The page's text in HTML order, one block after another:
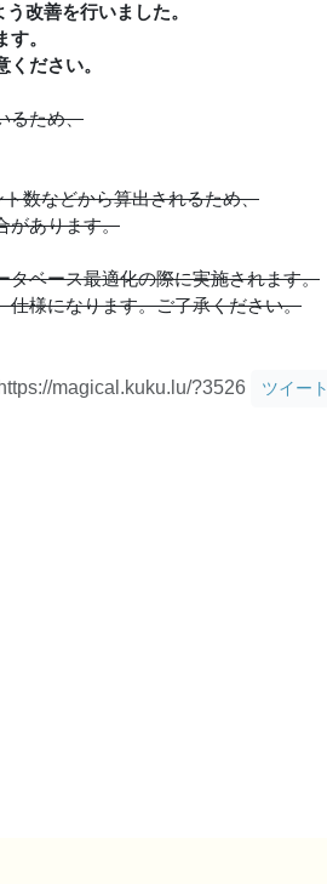
改善を行いました。
。
ださい。
るため、
数などから算出されるため、
があります。
タベース最適化の際に実施されます。
仕様になります。ご了承ください。
https://magical.kuku.lu/?3526 ツイート